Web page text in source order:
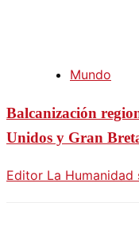
Mundo
Balcanización
Unidos y Gran
Editor La Humanidad